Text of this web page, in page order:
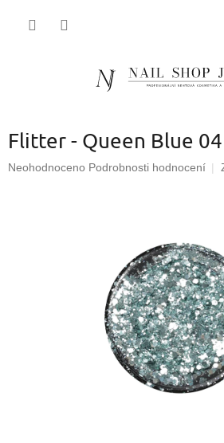
Flitter - Queen Blue 04
Průměrné
Neohodnoceno Podrobnosti hodnocení